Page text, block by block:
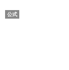
公式